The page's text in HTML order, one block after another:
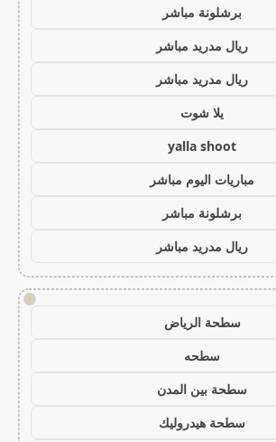
برشلونة مباشر
ريال مدريد مباشر
ريال مدريد مباشر
يلا شوت
yalla shoot
مباريات اليوم مباشر
برشلونة مباشر
ريال مدريد مباشر
!
سطحة الرياض
سطحه
سطحة بين المدن
سطحة هيدروليك